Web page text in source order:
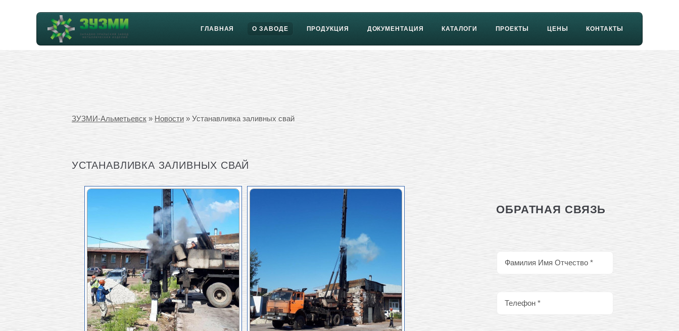
ГЛАВНАЯ О ЗАВОДЕ ПРОДУКЦИЯ ДОКУМЕНТАЦИЯ КАТАЛОГИ ПРОЕКТЫ ЦЕНЫ КОНТАКТЫ
ЗУЗМИ-Альметьевск » Новости » Устанавливка заливных свай
УСТАНАВЛИВКА ЗАЛИВНЫХ СВАЙ
ОБРАТНАЯ СВЯЗЬ